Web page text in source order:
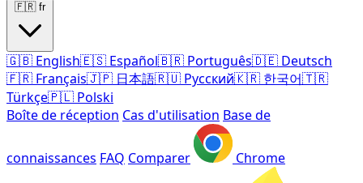
🇫🇷 fr
🇬🇧 English🇪🇸 Español🇧🇷 Português🇩🇪 Deutsch
🇫🇷 Français🇯🇵 日本語🇷🇺 Русский🇰🇷 한국어🇹🇷
Türkçe🇵🇱 Polski
Boîte de réception Cas d'utilisation Base de
connaissances FAQ Comparer Chrome